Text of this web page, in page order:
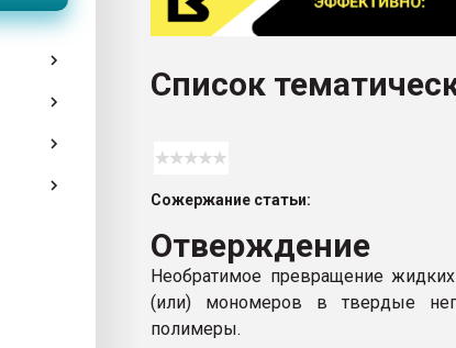
Armaloy PC/ABS-1IM черный цвет
Список
Сожержание статьи:
Отверждение
Необратимое превращение
(или) мономеров в твердые
полимеры.